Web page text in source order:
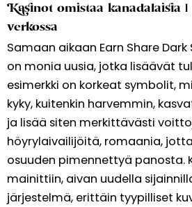
Kasinot omistaa kanadalaisia
verkossa
Samaan aikaan Earn Share
on monia uusia, jotka lisäävät
esimerkki on korkeat symbolit,
kyky, kuitenkin harvemmin,
ja lisää siten merkittävästi
höyrylaivailijöitä, romaania,
osuuden pimennettyä panosta.
mainittiin, aivan uudella
järjestelmä, erittäin tyypilliset